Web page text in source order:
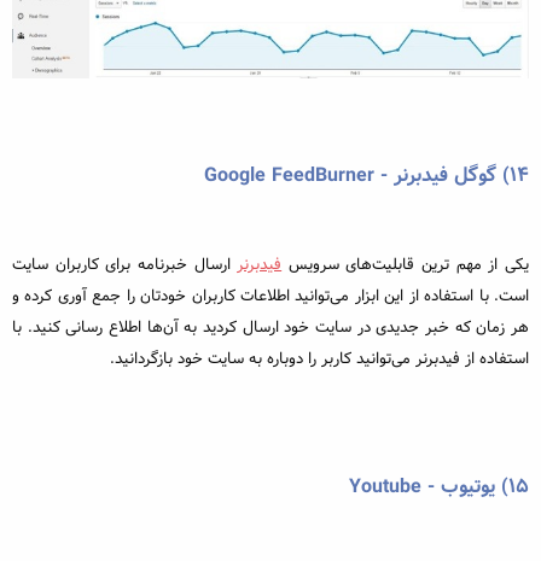
۱۴) گوگل فیدبرنر - Google FeedBurner
یکی از مهم ترین قابلیت‌های سرویسفیدبرنرارسال خبرنامه برای کاربران سایت
است. با استفاده از این ابزار می‌توانید اطلاعات کاربران خودتان را جمع آوری کرده و
هر زمان که خبر جدیدی در سایت خود ارسال کردید به آن‌ها اطلاع رسانی کنید. با
استفاده از فیدبرنر می‌توانید کاربر را دوباره به سایت خود بازگردانید.
۱۵) یوتیوب - Youtube